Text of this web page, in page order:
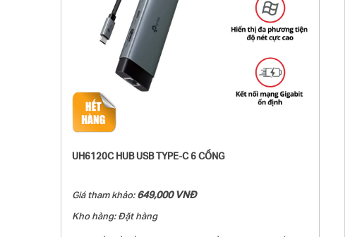
và bắt đầu sử dụng trong vài giây nhờ cài đặt không cần
driver với Mac OS, Windows 11/10/8.1/8/7, Linux OS,
iPadOS, iOS, Android, Chrome OS và Nintendo OS.
UH6120C HUB USB TYPE-C 6 CỔNG
Giá tham khảo:649,000 VNĐ
Kho hàng: Đặt hàng